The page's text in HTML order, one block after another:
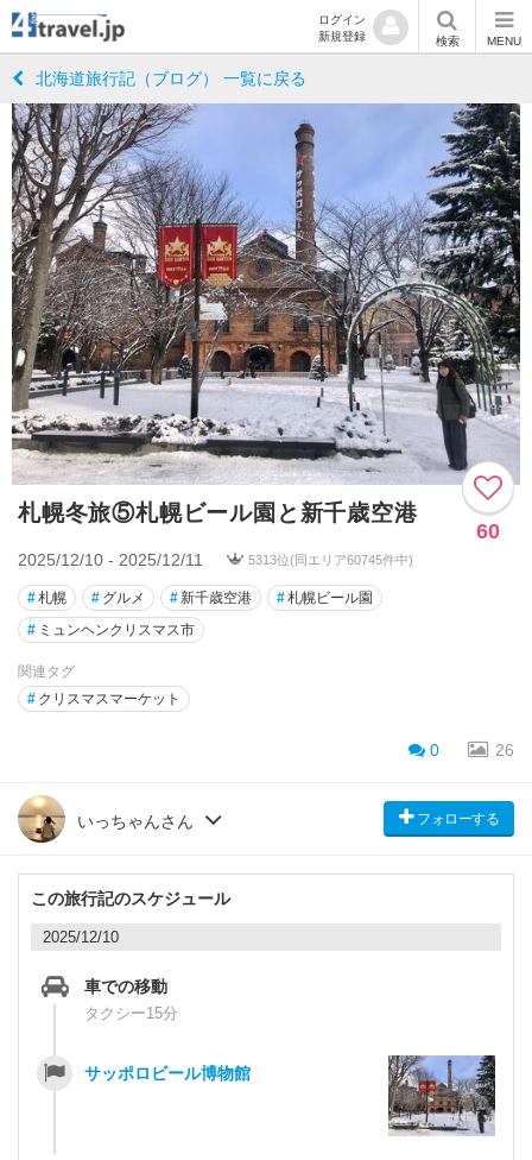
ログイン
新規登録
検索 MENU
北海道旅行記（ブログ） 一覧に戻る
札幌冬旅⑤札幌ビール園と新千歳空港
60
2025/12/10 - 2025/12/11 5313位(同エリア60745件中)
#札幌 # グルメ #新千歳空港 #札幌ビール園
# ミュンヘンクリスマス市
関連タグ
# クリスマスマーケット
0 26
いっちゃんさん フォローする
この旅行記のスケジュール
2025/12/10
車での移動
タクシー15分
サッポロビール博物館